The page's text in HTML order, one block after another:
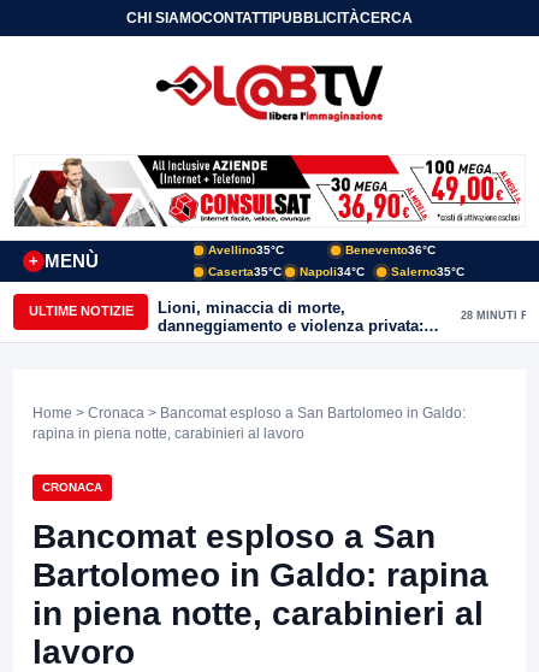
CHI SIAMOCONTATTIPUBBLICITÀCERCA
MENÙ
+
Avellino35°C Benevento36°C
Caserta35°C Napoli34°C Salerno35°C
ULTIME NOTIZIE
Lioni, minaccia di morte,
danneggiamento e violenza privata:
47enne arrestato dai Carabinieri
28 MINUTI FA
Home > Cronaca > Bancomat esploso a San Bartolomeo in Galdo:
rapina in piena notte, carabinieri al lavoro
CRONACA
Bancomat esploso a San
Bartolomeo in Galdo: rapina
in piena notte, carabinieri al
lavoro